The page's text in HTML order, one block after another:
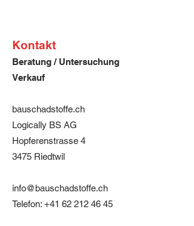
Dreiteiliges Design für größeren
Komfort und problemloseres
Sprechen.
Panel, dass das Beschlagen der
Brillen durch warme, feuchten
Atemluft zu reduzieren hilft.
Angenehmes Tragegefühl auf der
Zulassung 3M Typ Aura 9332+
Kontakt
Beratung / Untersuchung
Verkauf
bauschadstoffe.ch
Logically BS AG
Hopferenstrasse 4
3475 Riedtwil
info@bauschadstoffe.ch
Telefon: +41 62 212 46 45